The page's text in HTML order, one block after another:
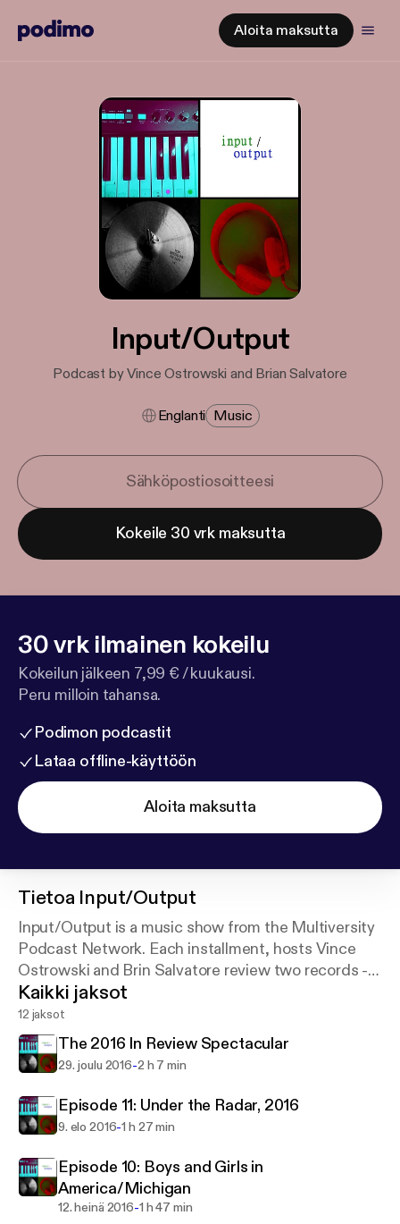
Aloita maksutta
Input/Output
Podcast by Vince Ostrowski and Brian Salvatore
Englanti Music
Kokeile 30 vrk maksutta
30 vrk ilmainen kokeilu
Kokeilun jälkeen 7,99 € / kuukausi.
Peru milloin tahansa.
Podimon podcastit
Lataa offline-käyttöön
Aloita maksutta
Tietoa Input/Output
Input/Output is a music show from the Multiversity
Podcast Network. Each installment, hosts Vince
Ostrowski and Brin Salvatore review two records -
one brand new, one older - and compare/contrast
them, while also discussing various music-related
topics.
Kaikki jaksot
12 jaksot
The 2016 In Review Spectacular
29. joulu 2016-2 h 7 min
Episode 11: Under the Radar, 2016
9. elo 2016-1 h 27 min
Episode 10: Boys and Girls in
America/Michigan
12. heinä 2016-1 h 47 min